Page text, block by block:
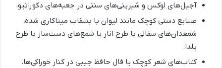
آجیل‌های لوکس و شیرینی‌های سنتی در جعبه‌های دکوراتیو.
صنایع دستی کوچک مانند لیوان یا بشقاب میناکاری شده،
شمعدان‌های سفالی با طرح انار یا شمع‌های دست‌ساز با طرح
یلدا.
کتاب‌های شعر کوچک یا فال حافظ جیبی در کنار خوراکی‌ها.